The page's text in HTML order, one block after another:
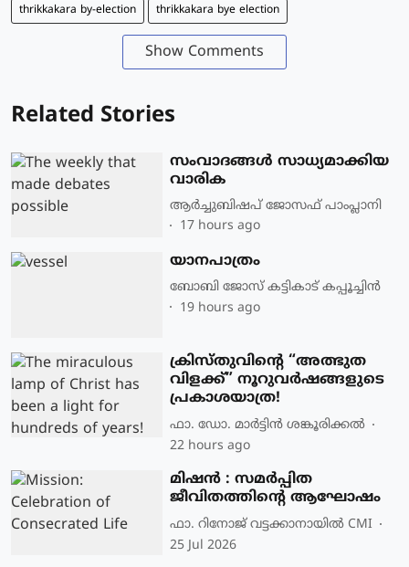
thrikkakara by-election thrikkakara bye election
Show Comments
Related Stories
സംവാദങ്ങൾ സാധ്യമാക്കിയ
വാരിക
ആർച്ചുബിഷപ് ജോസഫ് പാംപ്ലാനി
17 hours ago
യാനപാത്രം
ബോബി ജോസ് കട്ടികാട് കപ്പൂച്ചിൻ
19 hours ago
ക്രിസ്തുവിന്റെ “അത്ഭുത
വിളക്ക്” നൂറുവർഷങ്ങളുടെ
പ്രകാശയാത്ര!
ഫാ. ഡോ. മാര്‍ട്ടിന്‍ ശങ്കൂരിക്കല്‍
22 hours ago
മിഷൻ : സമർപ്പിത
ജീവിതത്തിന്റെ ആഘോഷം
ഫാ. റിനോജ് വട്ടക്കാനായിൽ CMI
25 Jul 2026